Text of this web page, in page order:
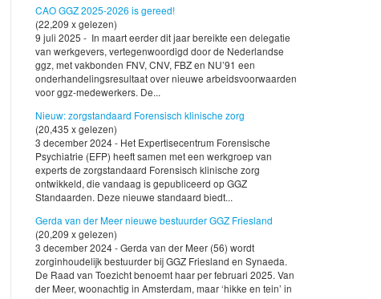
CAO GGZ 2025-2026 is gereed!
(22,209 x gelezen)
9 juli 2025 - In maart eerder dit jaar bereikte een delegatie
van werkgevers, vertegenwoordigd door de Nederlandse
ggz, met vakbonden FNV, CNV, FBZ en NU’91 een
onderhandelingsresultaat over nieuwe arbeidsvoorwaarden
voor ggz-medewerkers. De...
Nieuw: zorgstandaard Forensisch klinische zorg
(20,435 x gelezen)
3 december 2024 - Het Expertisecentrum Forensische
Psychiatrie (EFP) heeft samen met een werkgroep van
experts de zorgstandaard Forensisch klinische zorg
ontwikkeld, die vandaag is gepubliceerd op GGZ
Standaarden. Deze nieuwe standaard biedt...
Gerda van der Meer nieuwe bestuurder GGZ Friesland
(20,209 x gelezen)
3 december 2024 - Gerda van der Meer (56) wordt
zorginhoudelijk bestuurder bij GGZ Friesland en Synaeda.
De Raad van Toezicht benoemt haar per februari 2025. Van
der Meer, woonachtig in Amsterdam, maar ‘hikke en tein’ in